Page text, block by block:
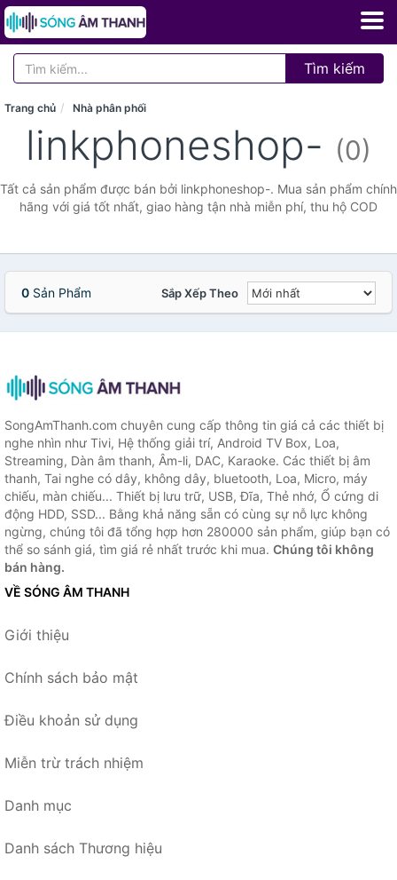
Tìm kiếm
Trang chủ Nhà phân phối
linkphoneshop- (0)
Tất cả sản phẩm được bán bởi linkphoneshop-. Mua sản phẩm chính
hãng với giá tốt nhất, giao hàng tận nhà miễn phí, thu hộ COD
0 Sản Phẩm Sắp Xếp Theo
SongAmThanh.com chuyên cung cấp thông tin giá cả các thiết bị
nghe nhìn như Tivi, Hệ thống giải trí, Android TV Box, Loa,
Streaming, Dàn âm thanh, Âm-li, DAC, Karaoke. Các thiết bị âm
thanh, Tai nghe có dây, không dây, bluetooth, Loa, Micro, máy
chiếu, màn chiếu... Thiết bị lưu trữ, USB, Đĩa, Thẻ nhớ, Ổ cứng di
động HDD, SSD... Bằng khả năng sẵn có cùng sự nỗ lực không
ngừng, chúng tôi đã tổng hợp hơn 280000 sản phẩm, giúp bạn có
thể so sánh giá, tìm giá rẻ nhất trước khi mua. Chúng tôi không
bán hàng.
VỀ SÓNG ÂM THANH
Giới thiệu
Chính sách bảo mật
Điều khoản sử dụng
Miễn trừ trách nhiệm
Danh mục
Danh sách Thương hiệu